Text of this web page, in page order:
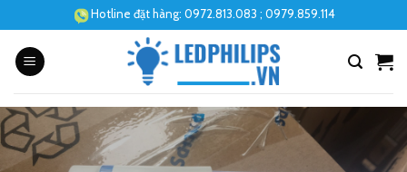
to
content
Hotline đặt hàng: 0972.813.083 ; 0979.859.114